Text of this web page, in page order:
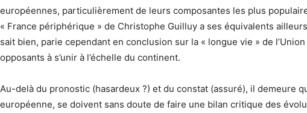
européennes, particulièrement de leurs composantes les plus
« France périphérique » de Christophe Guilluy a ses équivalents
sait bien, parie cependant en conclusion sur la « longue vie » de
opposants à s’unir à l’échelle du continent.
Au-delà du pronostic (hasardeux ?) et du constat (assuré), il demeure
européenne, se doivent sans doute de faire une bilan critique des